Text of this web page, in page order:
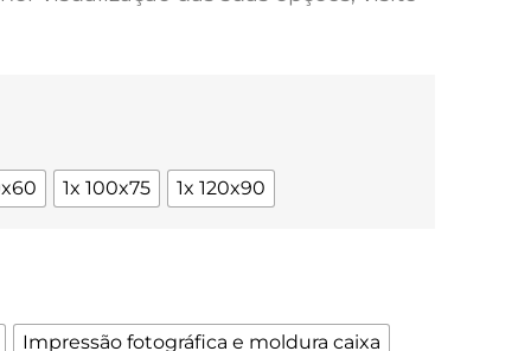
1x 100x75 1x 120x90
Impressão fotográfica e moldura caixa